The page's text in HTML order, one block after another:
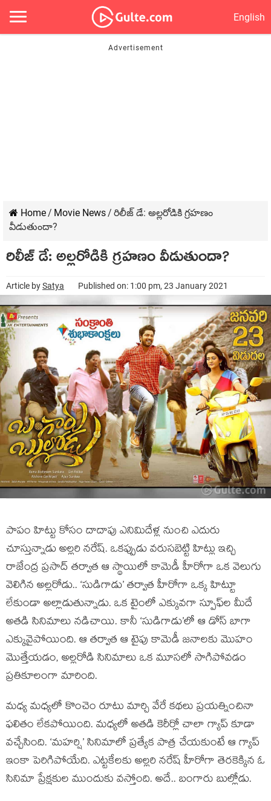
English
Home/ Movie News/ రిలీజ్ డే: అల్లరోడికి గ్రహణం
వీడుతుందా?
రిలీజ్ డే: అల్లరోడికి గ్రహణం వీడుతుందా?
Article bySatya Published on: 1:00 pm, 23 January 2021
పాపం హిట్టు కోసం దాదాపు ఎనిమిదేళ్ల నుంచి ఎదురు
చూస్తున్నాడు అల్లరి నరేష్. ఒకప్పుడు వరుసబెట్టి హిట్లు ఇచ్చి
రాజేంద్ర ప్రసాద్ తర్వాత ఆ స్థాయిలో కామెడీ హీరోగా ఒక వెలుగు
వెలిగిన అల్లరోడు.. ‘సుడిగాడు’ తర్వాత హీరోగా ఒక్క హిట్టూ
లేకుండా అల్లాడుతున్నాడు. ఒక టైంలో ఎక్కువగా స్పూఫ్‌ల మీదే
అతడి సినిమాలు నడిచాయి. కానీ ‘సుడిగాడు’లో ఆ డోస్ బాగా
ఎక్కువైపోయింది. ఆ తర్వాత ఆ టైపు కామెడీ జనాలకు మొహం
మొత్తేయడం, అల్లరోడి సినిమాలు ఒక మూసలో సాగిపోవడం
ప్రతికూలంగా మారింది.
మధ్య మధ్యలో కొంచెం రూటు మార్చి వేరే కథలు ప్రయత్నించినా
ఫలితం లేకపోయింది. మధ్యలో అతడి కెరీర్లో చాలా గ్యాప్ కూడా
వచ్చేసింది. ‘మహర్షి’ సినిమాలో ప్రత్యేక పాత్ర చేయకుంటే ఆ గ్యాప్
ఇంకా పెరిగిపోయేది. ఎట్టకేలకు అల్లరి నరేష్ హీరోగా తెరకెక్కిన ఓ
సినిమా ప్రేక్షకుల ముందుకు వస్తోంది. అదే.. బంగారు బుల్లోడు.